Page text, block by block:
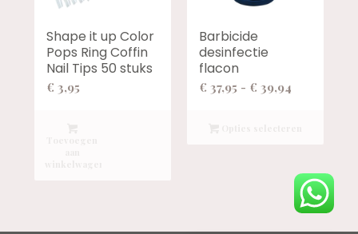
Shape it up Color
Pops Ring Coffin
Nail Tips 50 stuks
€ 3,95
Barbicide
desinfectie
flacon
€ 37,95 - € 39,94Prijsklasse: